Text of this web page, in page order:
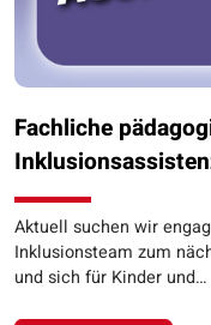
Fachliche
Aktuell suchen wir
Inklusionsteam zum
und sich für Kinder und…